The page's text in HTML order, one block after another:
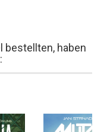
bestellten, haben